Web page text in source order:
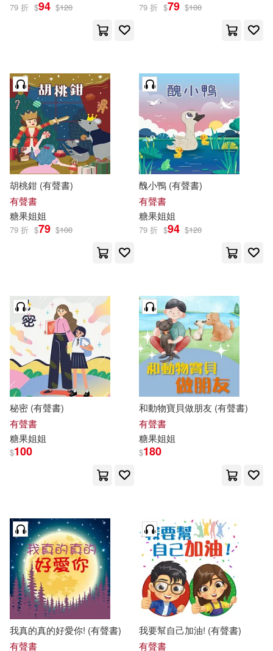
79 折 $94 $120 79 折 $79 $100
胡桃鉗 (有聲書)
有聲書
糖果姐姐
79 折 $79 $100
醜小鴨 (有聲書)
有聲書
糖果姐姐
79 折 $94 $120
秘密 (有聲書)
有聲書
糖果姐姐
$100
和動物寶貝做朋友 (有聲書)
有聲書
糖果姐姐
$180
我真的真的好愛你! (有聲書)
有聲書
我要幫自己加油! (有聲書)
有聲書